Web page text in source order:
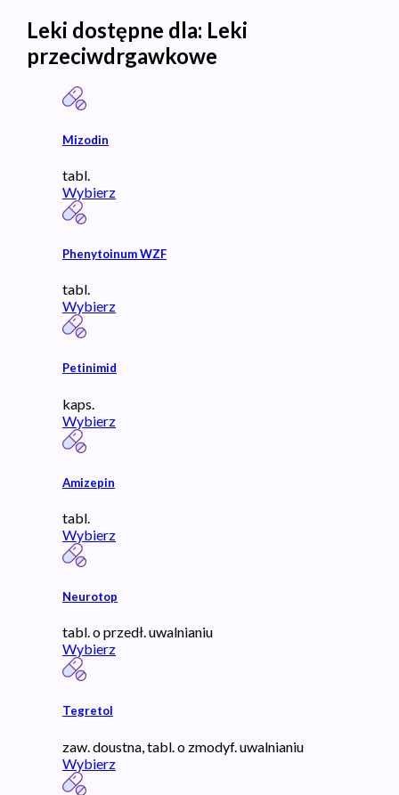
Leki dostępne dla: Leki
przeciwdrgawkowe
Mizodin
tabl.
Wybierz
Phenytoinum WZF
tabl.
Wybierz
Petinimid
kaps.
Wybierz
Amizepin
tabl.
Wybierz
Neurotop
tabl. o przedł. uwalnianiu
Wybierz
Tegretol
zaw. doustna, tabl. o zmodyf. uwalnianiu
Wybierz